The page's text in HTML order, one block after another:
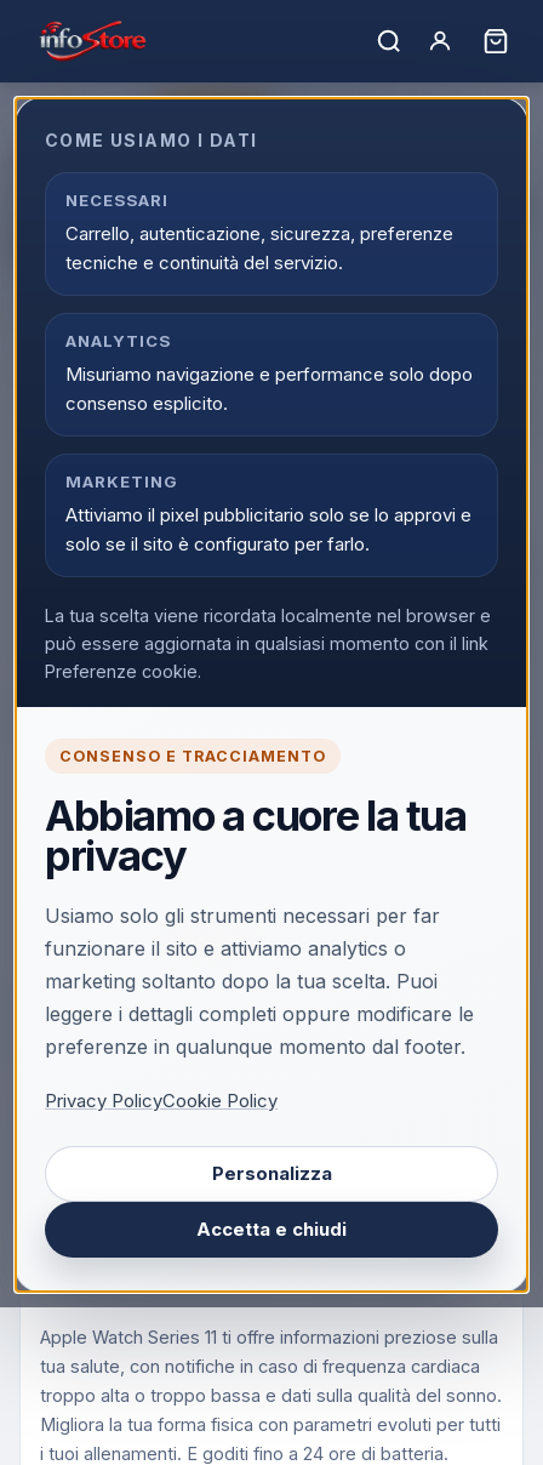
CONSENSO E TRACCIAMENTO
Abbiamo a cuore la tua
privacy
Usiamo solo gli strumenti necessari per far
funzionare il sito e attiviamo analytics o
marketing soltanto dopo la tua scelta. Puoi
leggere i dettagli completi oppure modificare le
preferenze in qualunque momento dal footer.
Privacy PolicyCookie Policy
Personalizza
Accetta e chiudi
COME USIAMO I DATI
NECESSARI
Carrello, autenticazione, sicurezza, preferenze
tecniche e continuità del servizio.
ANALYTICS
Misuriamo navigazione e performance solo dopo
consenso esplicito.
MARKETING
Attiviamo il pixel pubblicitario solo se lo approvi e
solo se il sito è configurato per farlo.
La tua scelta viene ricordata localmente nel browser e
può essere aggiornata in qualsiasi momento con il link
Preferenze cookie.
Apple Watch Serie 11 46mm
AC/Space Grey SB/Black M/L ITA
MEV44QL/A
EAN:
🔒
Accedi per vedere i prezzi
Solo i clienti registrati e abilitati possono visualizzare i
Registrati
Descrizione
Apple Watch Series 11 GPS 46mm Cassa Alluminio
Grigio Siderale con Sport Band Nero - M/L, OLED,
Touch screen, 64 GB, Wi-Fi, GPS (satellitare), 37,8
g
Apple Watch Series 11 ti offre informazioni preziose sulla
tua salute, con notifiche in caso di frequenza cardiaca
troppo alta o troppo bassa e dati sulla qualità del sonno.
Migliora la tua forma fisica con parametri evoluti per tutti
i tuoi allenamenti. E goditi fino a 24 ore di batteria.